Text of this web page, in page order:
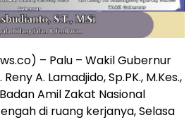
– Palu – Wakil Gubernur
A. Lamadjido, Sp.PK., M.Kes.,
Amil Zakat Nasional
di ruang kerjanya, Selasa